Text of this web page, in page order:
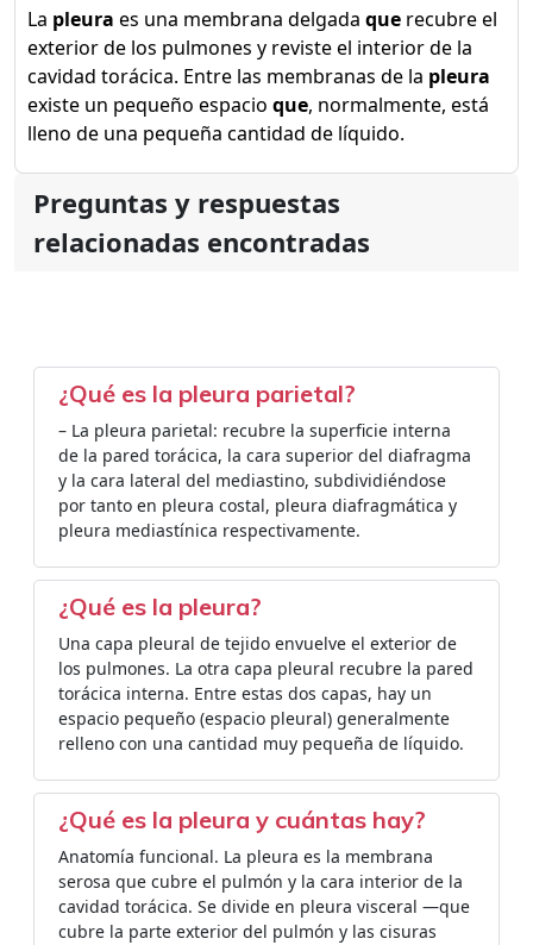
La pleura es una membrana delgada que recubre el
exterior de los pulmones y reviste el interior de la
cavidad torácica. Entre las membranas de la pleura
existe un pequeño espacio que, normalmente, está
lleno de una pequeña cantidad de líquido.
Preguntas y respuestas
relacionadas encontradas
¿Qué es la pleura parietal?
– La pleura parietal: recubre la superficie interna
de la pared torácica, la cara superior del diafragma
y la cara lateral del mediastino, subdividiéndose
por tanto en pleura costal, pleura diafragmática y
pleura mediastínica respectivamente.
¿Qué es la pleura?
Una capa pleural de tejido envuelve el exterior de
los pulmones. La otra capa pleural recubre la pared
torácica interna. Entre estas dos capas, hay un
espacio pequeño (espacio pleural) generalmente
relleno con una cantidad muy pequeña de líquido.
¿Qué es la pleura y cuántas hay?
Anatomía funcional. La pleura es la membrana
serosa que cubre el pulmón y la cara interior de la
cavidad torácica. Se divide en pleura visceral —que
cubre la parte exterior del pulmón y las cisuras